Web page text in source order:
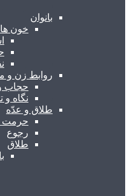
بانوان
خون های
روابط زن و
حجاب
نگاه و
طلاق و عدّه
حرمت
رجوع
طلاق